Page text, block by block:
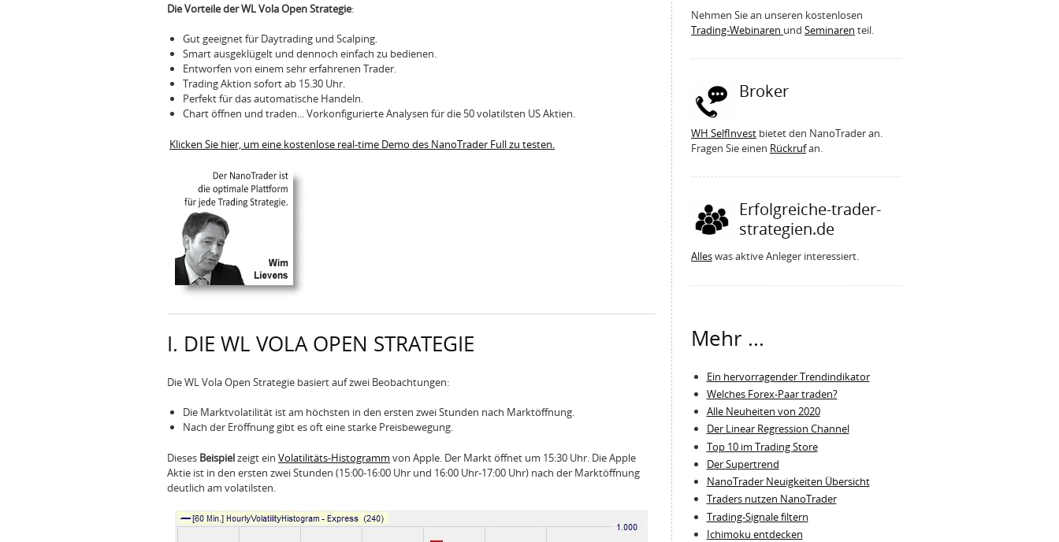
Die Vorteile der WL Vola Open Strategie:
Gut geeignet für Daytrading und Scalping.
Smart ausgeklügelt und dennoch einfach zu bedienen.
Entworfen von einem sehr erfahrenen Trader.
Trading Aktion sofort ab 15.30 Uhr.
Perfekt für das automatische Handeln.
Chart öffnen und traden... Vorkonfigurierte Analysen für die 50 volatilsten US Aktien.
Klicken Sie hier, um eine kostenlose real-time Demo des NanoTrader Full zu testen.
I. DIE WL VOLA OPEN STRATEGIE
Die WL Vola Open Strategie basiert auf zwei Beobachtungen:
Die Marktvolatilität ist am höchsten in den ersten zwei Stunden nach Marktöffnung.
Nach der Eröffnung gibt es oft eine starke Preisbewegung.
Dieses Beispielzeigt ein Volatilitäts-Histogramm von Apple. Der Markt öffnet um 15:30 Uhr. Die Apple
Aktie ist in den ersten zwei Stunden (15:00-16:00 Uhr und 16:00 Uhr-17:00 Uhr) nach der Marktöffnung
deutlich am volatilsten.
Nehmen Sie an unseren kostenlosen
Trading-Webinaren und Seminaren teil.
Broker
WH SelfInvest bietet den NanoTrader an.
Fragen Sie einen Rückrufan.
Erfolgreiche-trader-
strategien.de
Alleswas aktive Anleger interessiert.
Mehr ...
Ein hervorragender Trendindikator
Welches Forex-Paar traden?
Alle Neuheiten von 2020
Der Linear Regression Channel
Top 10 im Trading Store
Der Supertrend
NanoTrader Neuigkeiten Übersicht
Traders nutzen NanoTrader
Trading-Signale filtern
Ichimoku entdecken